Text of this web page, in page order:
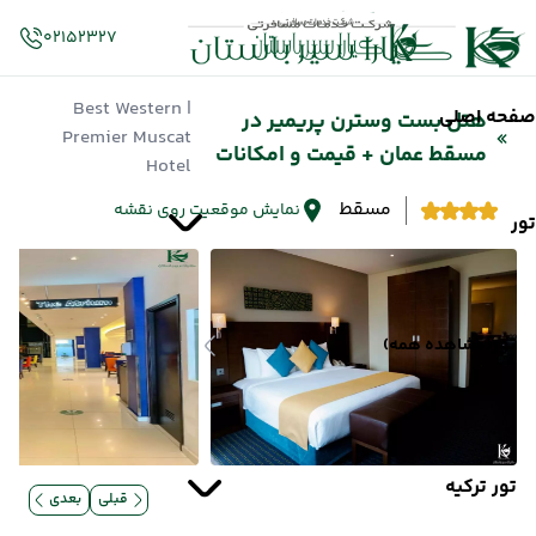
صفحه اصلی
تور
تور (مشاهده همه)
تور ترکیه
02152327
هتل بست وسترن پریمیر در
مسقط عمان + قیمت و امکانات
| Best Western
Premier Muscat
Hotel
مسقط
نمایش موقعیت روی نقشه
قبلی بعدی